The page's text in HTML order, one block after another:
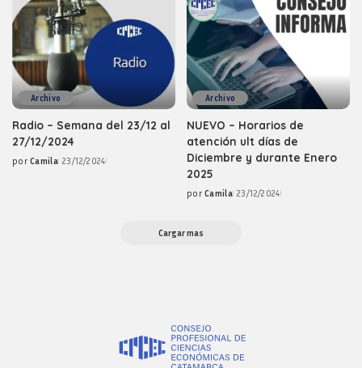
Archivo
Radio – Semana del 23/12 al
27/12/2024
Posted
por Camila 23/12/2024
Archivo
NUEVO – Horarios de
atención ult días de
Diciembre y durante Enero
2025
Posted
por Camila 23/12/2024
Cargar mas